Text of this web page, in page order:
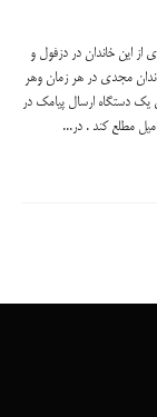
این خاندان در دزفول و
مجدی در هر زمان وهر
دستگاه ارسال پیامک در
مطلع کند . در...